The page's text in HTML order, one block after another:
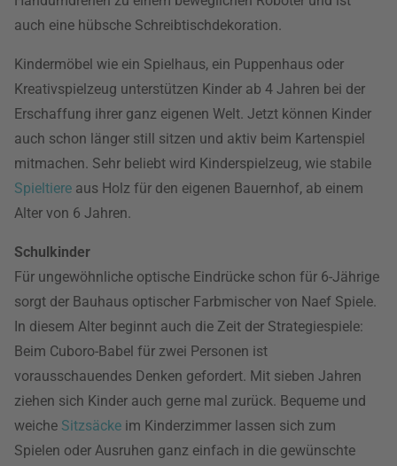
auch eine hübsche Schreibtischdekoration.
Kindermöbel wie ein Spielhaus, ein Puppenhaus oder
Kreativspielzeug unterstützen Kinder ab 4 Jahren bei der
Erschaffung ihrer ganz eigenen Welt. Jetzt können Kinder
auch schon länger still sitzen und aktiv beim Kartenspiel
mitmachen. Sehr beliebt wird Kinderspielzeug, wie stabile
Spieltiere aus Holz für den eigenen Bauernhof, ab einem
Alter von 6 Jahren.
Schulkinder
Für ungewöhnliche optische Eindrücke schon für 6-Jährige
sorgt der Bauhaus optischer Farbmischer von Naef Spiele.
In diesem Alter beginnt auch die Zeit der Strategiespiele:
Beim Cuboro-Babel für zwei Personen ist
vorausschauendes Denken gefordert. Mit sieben Jahren
ziehen sich Kinder auch gerne mal zurück. Bequeme und
weiche Sitzsäcke im Kinderzimmer lassen sich zum
Spielen oder Ausruhen ganz einfach in die gewünschte